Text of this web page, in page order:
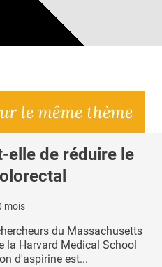
le même thème
elle de réduire le
mois
du Massachusetts
la Harvard Medical School
d'aspirine est...